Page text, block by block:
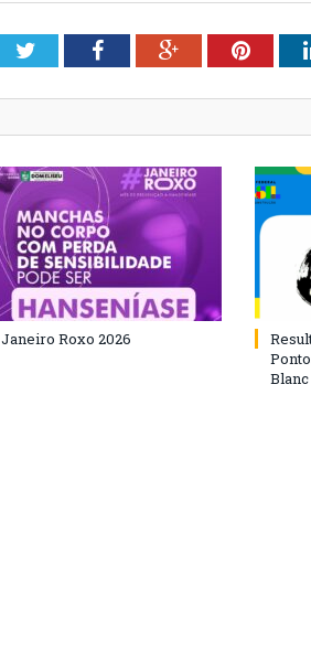
TwitterFacebookGoogle+
Janeiro Roxo 2026
Blanc